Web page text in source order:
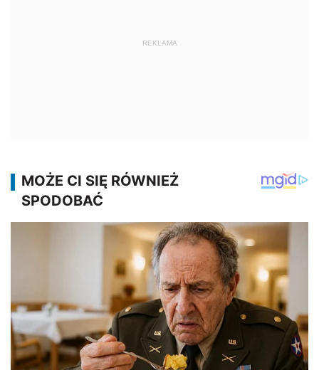
REKLAMA